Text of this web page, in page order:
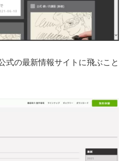
式の最新情報サイトに飛ぶこと